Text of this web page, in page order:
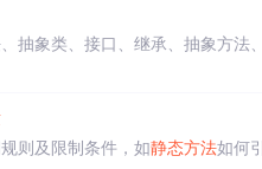
抽象类、接口、继承、抽象方法、
规则及限制条件，如静态方法如何